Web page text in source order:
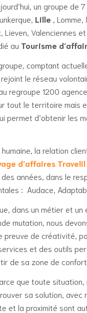
un groupe de
Lille ,
Lieven, Valenciennes
au Tourisme
comptant
le réseau
regroupe 1200
tout le territoire mais
permet d’obtenir les
la relation
d'affaires Travelil
années, dans le
: Audace,
dans un métier et un
mutation, nous
preuve de créativité,
et des outils
de sa zone de
que toute situation,
sa solution, avec
et la proximité sont